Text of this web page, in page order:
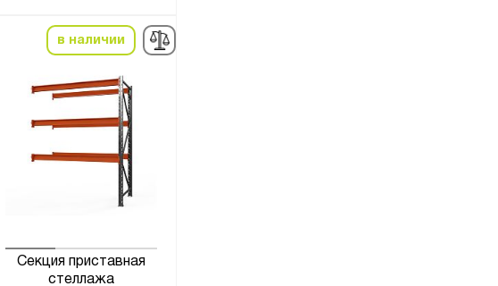
в наличии
Секция приставная
стеллажа